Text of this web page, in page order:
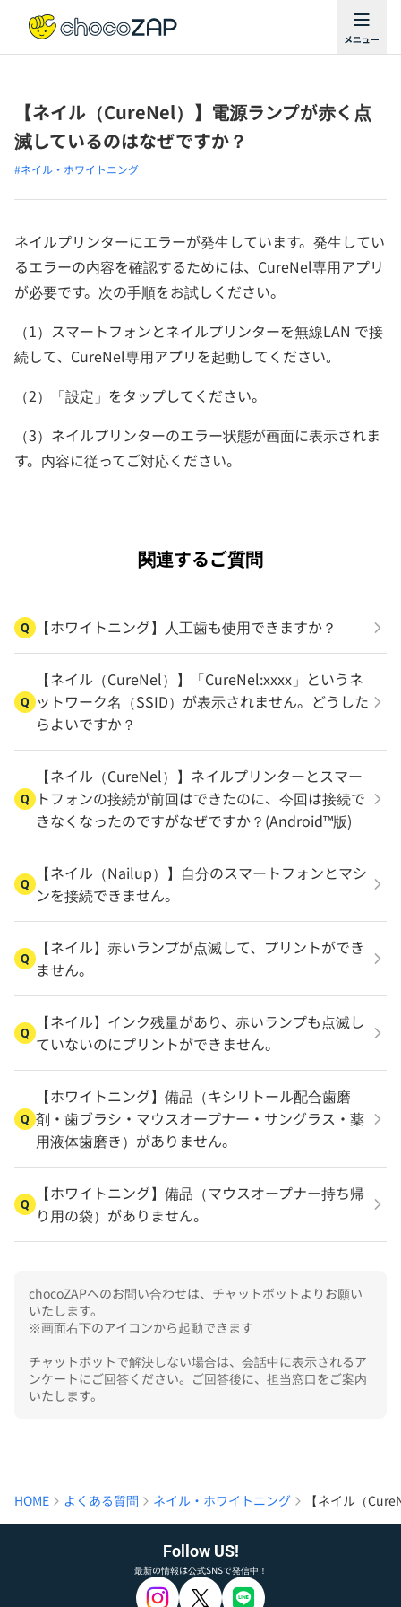
【ネイル（CureNel）】電源ランプが赤く点
滅しているのはなぜですか？
#ネイル・ホワイトニング
ネイルプリンターにエラーが発生しています。発生してい
るエラーの内容を確認するためには、CureNel専用アプリ
が必要です。次の手順をお試しください。
（1）スマートフォンとネイルプリンターを無線LAN で接
続して、CureNel専用アプリを起動してください｡
（2）「設定」をタップしてください。
（3）ネイルプリンターのエラー状態が画面に表示されま
す。内容に従ってご対応ください。
関連するご質問
Q 【ホワイトニング】人工歯も使用できますか？
Q
【ネイル（CureNel）】「CureNel:xxxx」というネ
ットワーク名（SSID）が表示されません。どうした
らよいですか？
Q
【ネイル（CureNel）】ネイルプリンターとスマー
トフォンの接続が前回はできたのに、今回は接続で
きなくなったのですがなぜですか？(Android™版)
Q
【ネイル（Nailup）】自分のスマートフォンとマシ
ンを接続できません。
Q
【ネイル】赤いランプが点滅して、プリントができ
ません。
Q
【ネイル】インク残量があり、赤いランプも点滅し
ていないのにプリントができません。
Q
【ホワイトニング】備品（キシリトール配合歯磨
剤・歯ブラシ・マウスオープナー・サングラス・薬
用液体歯磨き）がありません。
Q
【ホワイトニング】備品（マウスオープナー持ち帰
り用の袋）がありません。
chocoZAPへのお問い合わせは、チャットボットよりお願い
いたします。
※画面右下のアイコンから起動できます
チャットボットで解決しない場合は、会話中に表示されるア
ンケートにご回答ください。ご回答後に、担当窓口をご案内
いたします。
HOME よくある質問 ネイル・ホワイトニング 【ネイル（
Follow US!
最新の情報は公式SNSで発信中！